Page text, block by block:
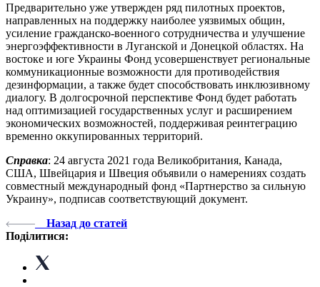
Предварительно уже утвержден ряд пилотных проектов,
направленных на поддержку наиболее уязвимых общин,
усиление гражданско-военного сотрудничества и улучшение
энергоэффективности в Луганской и Донецкой областях. На
востоке и юге Украины Фонд усовершенствует региональные
коммуникационные возможности для противодействия
дезинформации, а также будет способствовать инклюзивному
диалогу. В долгосрочной перспективе Фонд будет работать
над оптимизацией государственных услуг и расширением
экономических возможностей, поддерживая реинтеграцию
временно оккупированных территорий.
Справка: 24 августа 2021 года Великобритания, Канада,
США, Швейцария и Швеция объявили о намерениях создать
совместный международный фонд «Партнерство за сильную
Украину», подписав соответствующий документ.
Назад до статей
Поділитися: